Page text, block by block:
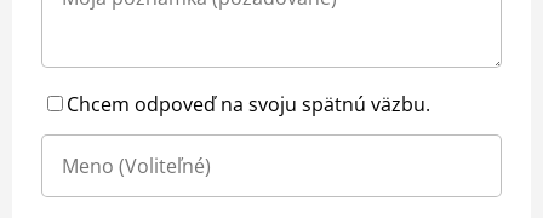
Chcem odpoveď na svoju spätnú väzbu.